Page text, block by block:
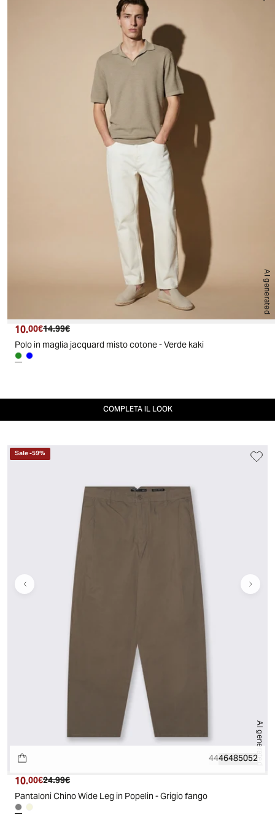
AI generated
Prezzo attuale
10.00€ Prezzo originale
14.99€
Polo in maglia jacquard misto cotone - Verde kaki
COMPLETA IL LOOK
AI generated
Sale-59%
4446485052
Prezzo attuale
10.00€ Prezzo originale
24.99€
Pantaloni Chino Wide Leg in Popelin - Grigio fango